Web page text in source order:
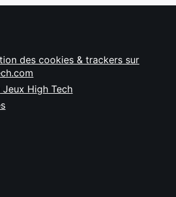
des cookies & trackers sur
Jeux High Tech